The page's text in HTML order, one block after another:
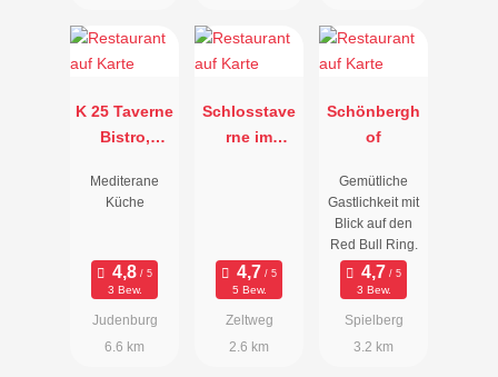
K 25 Taverne
Bistro,
e 25, 8750
Mediterane
Küche
3 Bew.
Judenburg
6.6 km
Schlosstave
rne im
5 Bew.
Zeltweg
2.6 km
Schönbergh
of
Gemütliche
Gastlichkeit mit
Blick auf den
Red Bull Ring.
3 Bew.
Spielberg
3.2 km